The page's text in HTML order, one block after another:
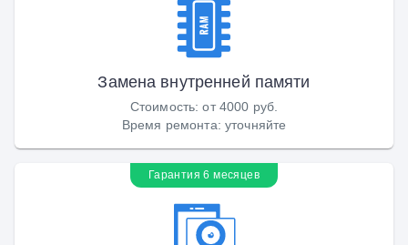
Замена внутренней памяти
Стоимость:от 4000 руб.
Время ремонта: уточняйте
Гарантия 6 месяцев